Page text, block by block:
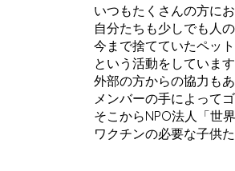
いつもたくさんの方に
自分たちも少しでも人
今まで捨てていたペッ
という活動をしています
外部の方からの協力も
メンバーの手によって
そこからNPO法人「世
ワクチンの必要な子供